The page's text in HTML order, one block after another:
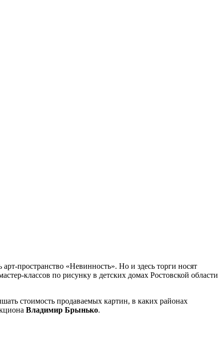
пространство «Невинность». Но и здесь торги носят
классов по рисунку в детских домах Ростовской области
стоимость продаваемых картин, в каких районах
Владимир Брынько.